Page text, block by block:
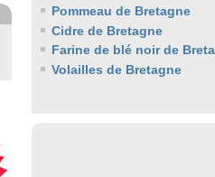
Pommeau de Bretagne
Cidre de Bretagne
Farine de blé noir de
Volailles de Bretagne